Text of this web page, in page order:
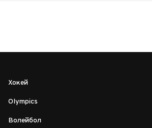
Хокей
Olympics
Волейбол